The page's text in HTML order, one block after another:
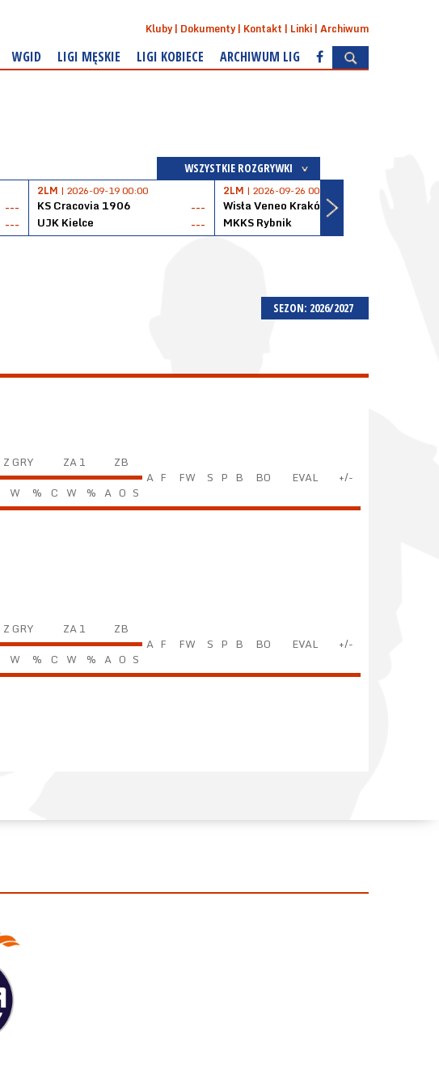
Kluby Dokumenty Kontakt Linki Archiwum
WGID LIGI MĘSKIE LIGI KOBIECE ARCHIWUM LIG
WSZYSTKIE ROZGRYWKI
---
---
2LM | 2026-09-19 00:00
KS Cracovia 1906
---
UJK Kielce
---
2LM | 2026-09-26 00:00
Wisła Veneo Kraków
MKKS Rybnik
SEZON: 2026/2027
Z GRY ZA 1
ZB
A F FW S P B BO EVAL
+/-
W % C W % A O S
Z GRY ZA 1
ZB
A F FW S P B BO EVAL
+/-
W % C W % A O S